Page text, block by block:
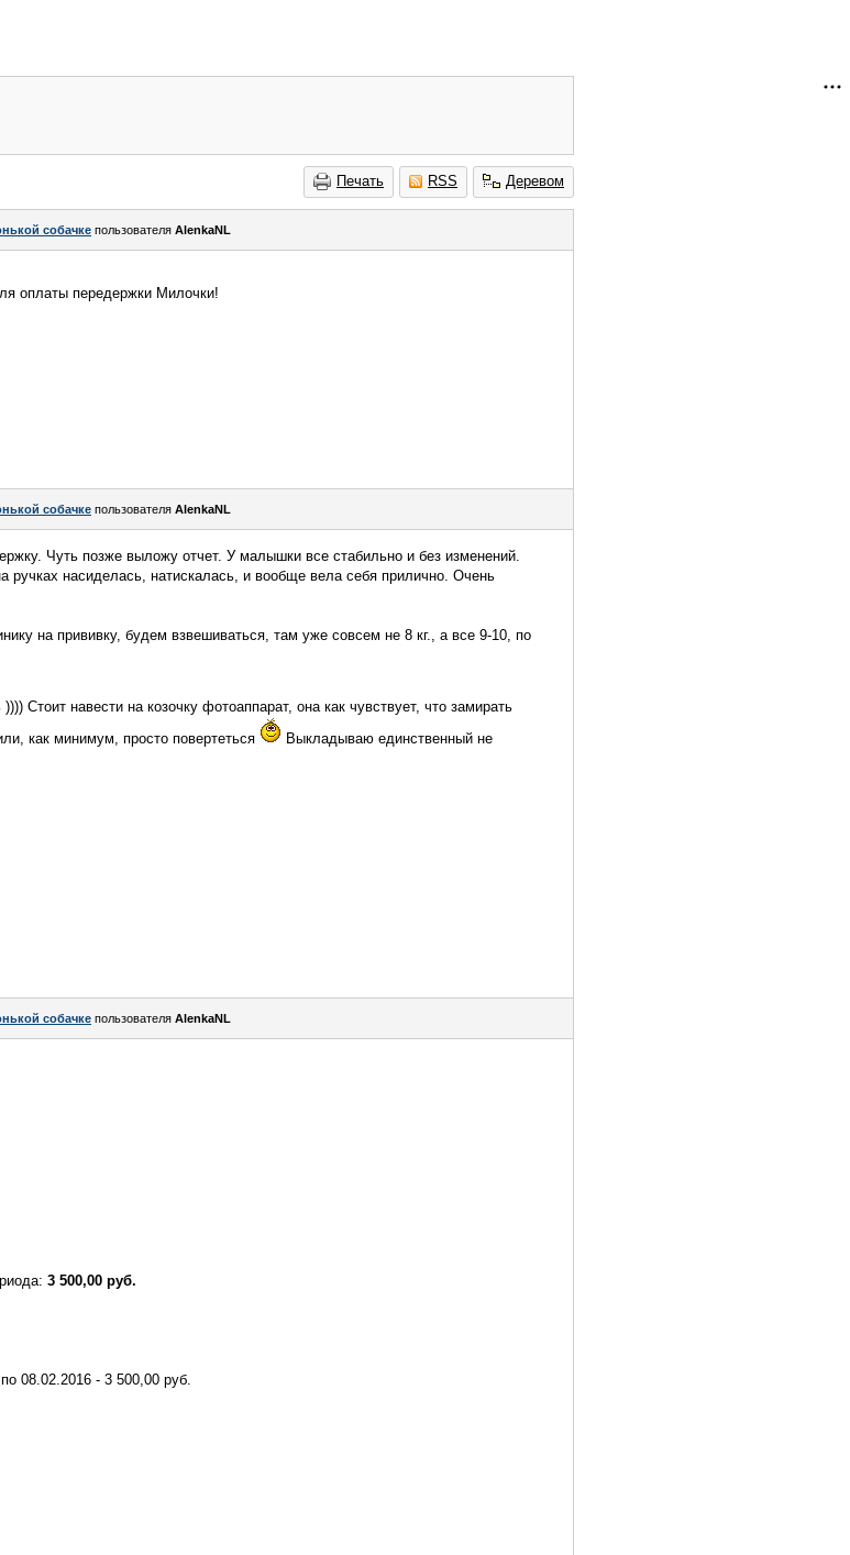
Печать RSS Деревом
собачке пользователя AlenkaNL
оплаты передержки Милочки!
собачке пользователя AlenkaNL
Чуть позже выложу отчет. У малышки все стабильно и без изменений.
ручках насиделась, натискалась, и вообще вела себя прилично. Очень
на прививку, будем взвешиваться, там уже совсем не 8 кг., а все 9-10, по
Стоит навести на козочку фотоаппарат, она как чувствует, что замирать
как минимум, просто повертеться
Выкладываю единственный не
собачке пользователя AlenkaNL
3 500,00 руб.
08.02.2016 - 3 500,00 руб.